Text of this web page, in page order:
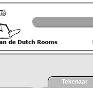
Tekenaar